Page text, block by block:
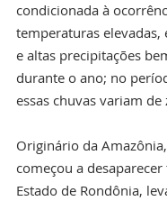
condicionada à
temperaturas elevadas,
e altas precipitações
durante o ano; no
essas chuvas variam de
Originário da
começou a
Estado de Rondônia,